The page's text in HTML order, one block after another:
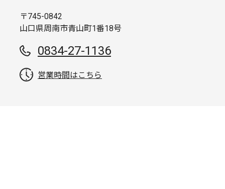
〒745-0842
山口県周南市青山町1番18号
0834-27-1136
営業時間はこちら